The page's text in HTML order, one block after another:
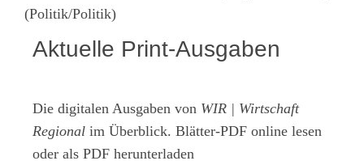
(Politik/Politik)
Aktuelle Print-Ausgaben
Die digitalen Ausgaben von WIR | Wirtschaft
Regional im Überblick. Blätter-PDF online lesen
oder als PDF herunterladen